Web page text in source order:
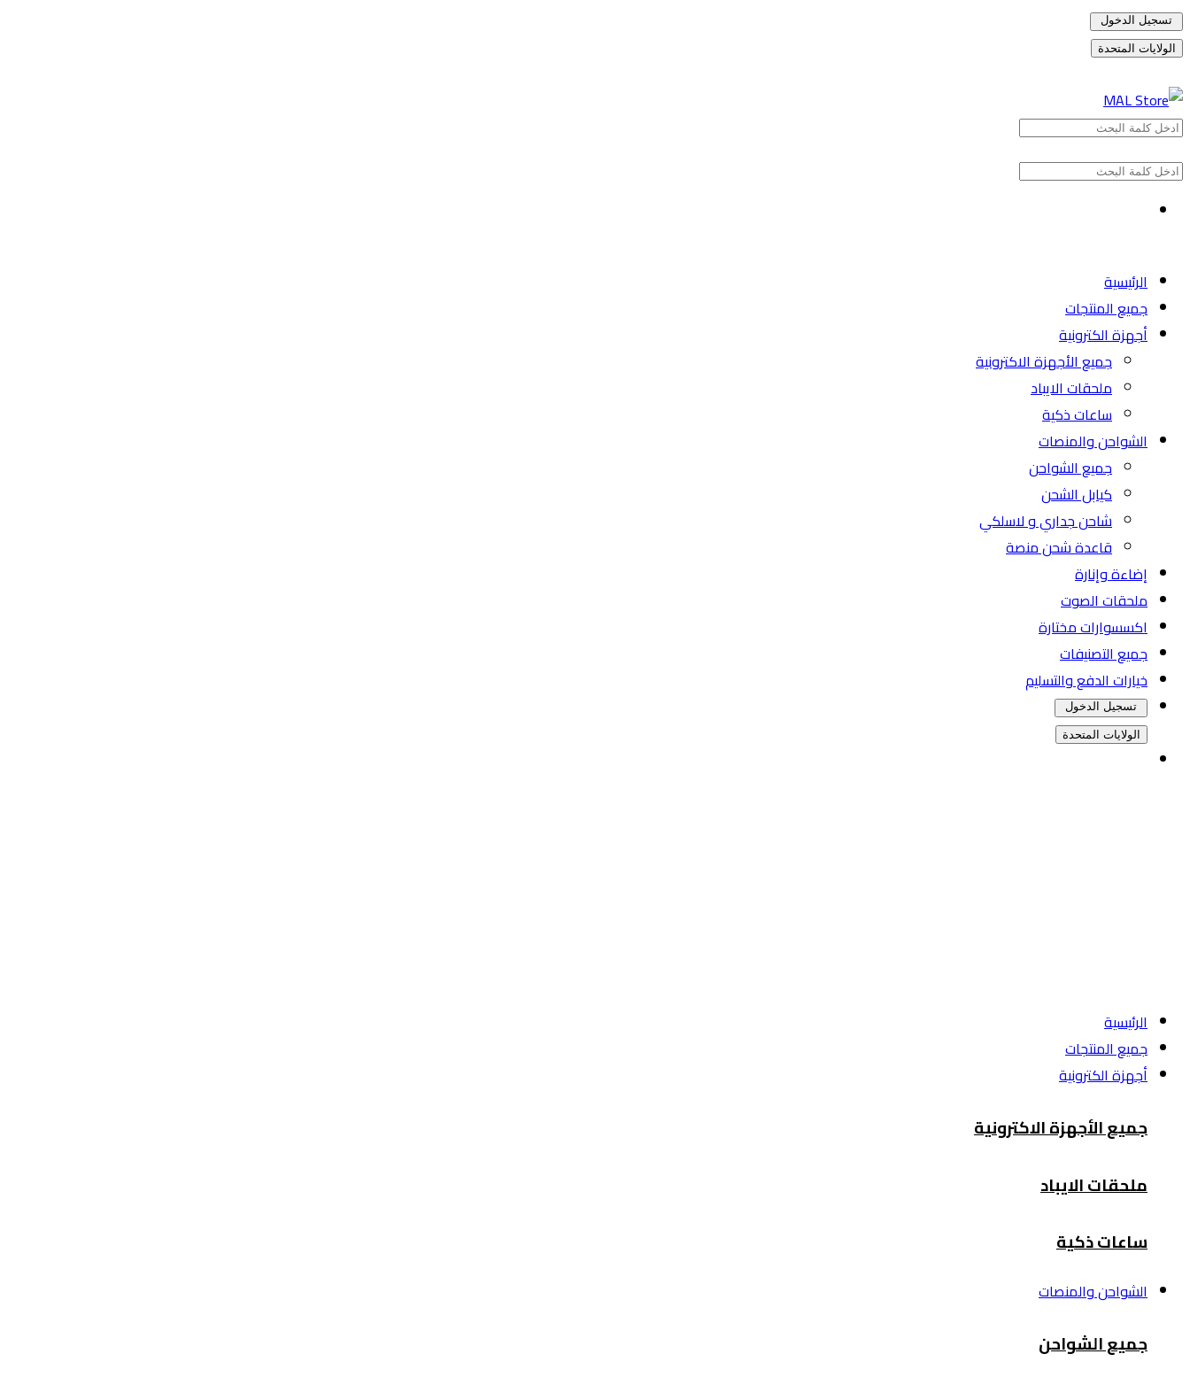
تسجيل الدخول
الولايات المتحدة
الرئيسية
جميع المنتجات
أجهزة الكترونية
جميع الأجهزة الاكترونية
ملحقات الايباد
ساعات ذكية
الشواحن والمنصات
جميع الشواحن
كيابل الشحن
شاحن جداري و لاسلكي
قاعدة شحن منصة
إضاءة وإنارة
ملحقات الصوت
اكسسوارات مختارة
جميع التصنيفات
خيارات الدفع والتسليم
تسجيل الدخول
الولايات المتحدة
الرئيسية
جميع المنتجات
أجهزة الكترونية
جميع الأجهزة الاكترونية
ملحقات الايباد
ساعات ذكية
الشواحن والمنصات
جميع الشواحن